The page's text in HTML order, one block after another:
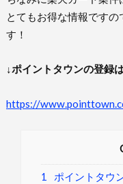
とてもお得な情報です
す！
↓ポイントタウンの登録
https://
1 ポイントタウ